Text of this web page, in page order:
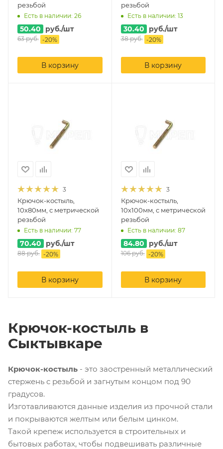
резьбой
Есть в наличии: 26
50.40 руб./шт
63руб. -20%
В корзину
резьбой
Есть в наличии: 13
30.40 руб./шт
38руб. -20%
В корзину
3
Крючок-костыль,
10х80мм, с метрической
резьбой
Есть в наличии: 77
70.40 руб./шт
88руб. -20%
В корзину
3
Крючок-костыль,
10х100мм, с метрической
резьбой
Есть в наличии: 87
84.80 руб./шт
106руб. -20%
В корзину
Крючок-костыль в
Сыктывкаре
Крючок-костыль - это заостренный металлический
стержень с резьбой и загнутым концом под 90
градусов.
Изготавливаются данные изделия из прочной стали
и покрываются желтым или белым цинком.
Такой крепеж используется в строительных и
бытовых работах, чтобы подвешивать различные